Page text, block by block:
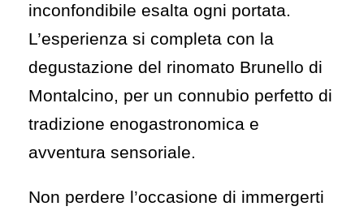
inconfondibile esalta ogni portata.
L’esperienza si completa con la
degustazione del rinomato Brunello di
Montalcino, per un connubio perfetto di
tradizione enogastronomica e
avventura sensoriale.
Non perdere l’occasione di immergerti